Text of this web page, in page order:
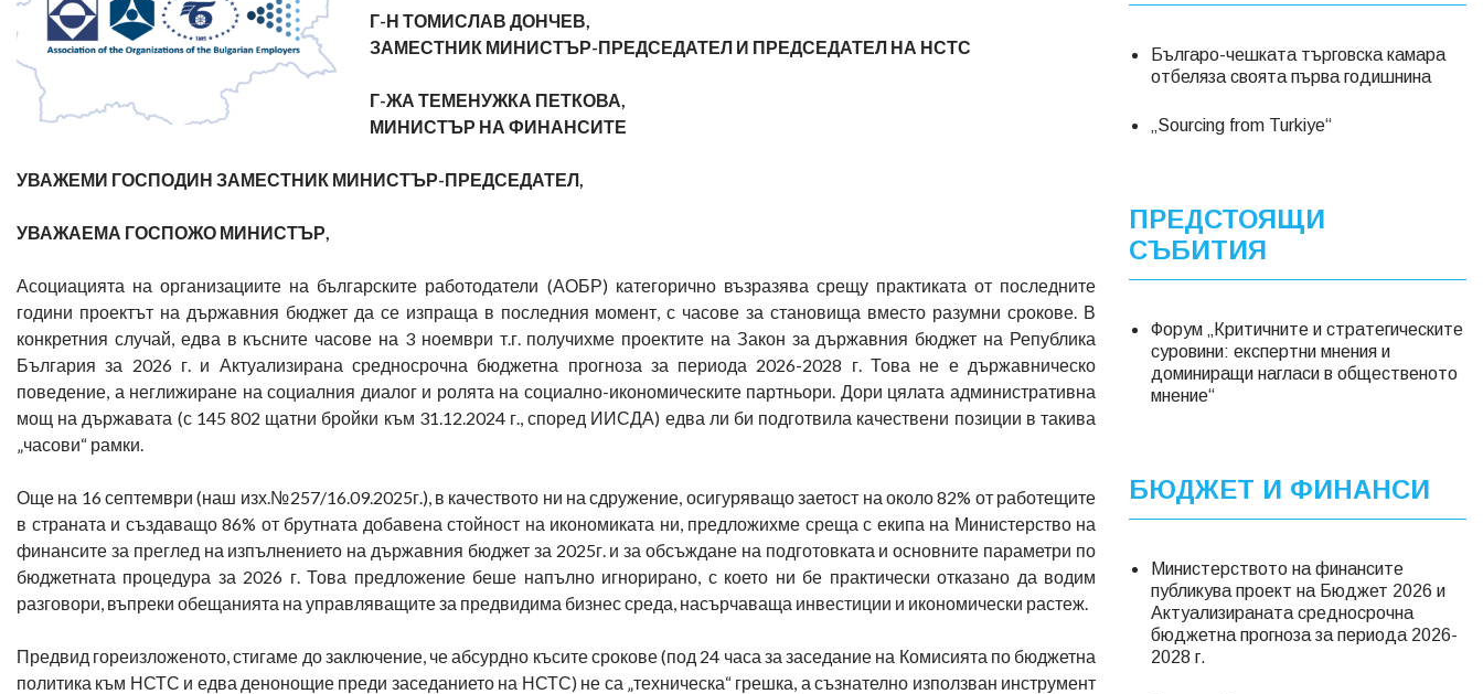
Г-Н ТОМИСЛАВ ДОНЧЕВ,
ЗАМЕСТНИК МИНИСТЪР-ПРЕДСЕДАТЕЛ И ПРЕДСЕДАТЕЛ НА НСТС
Г-ЖА ТЕМЕНУЖКА ПЕТКОВА,
МИНИСТЪР НА ФИНАНСИТЕ
УВАЖЕМИ ГОСПОДИН ЗАМЕСТНИК МИНИСТЪР-ПРЕДСЕДАТЕЛ,
УВАЖАЕМА ГОСПОЖО МИНИСТЪР,
Асоциацията на организациите на българските работодатели (АОБР) категорично възразява срещу практиката от последните
години проектът на държавния бюджет да се изпраща в последния момент, с часове за становища вместо разумни срокове. В
конкретния случай, едва в късните часове на 3 ноември т.г. получихме проектите на Закон за държавния бюджет на Република
България за 2026 г. и Актуализирана средносрочна бюджетна прогноза за периода 2026-2028 г. Това не е държавническо
поведение, а неглижиране на социалния диалог и ролята на социално-икономическите партньори. Дори цялата административна
мощ на държавата (с 145 802 щатни бройки към 31.12.2024 г., според ИИСДА) едва ли би подготвила качествени позиции в такива
„часови“ рамки.
Още на 16 септември (наш изх.№257/16.09.2025г.), в качеството ни на сдружение, осигуряващо заетост на около 82% от работещите
в страната и създаващо 86% от брутната добавена стойност на икономиката ни, предложихме среща с екипа на Министерство на
финансите за преглед на изпълнението на държавния бюджет за 2025г. и за обсъждане на подготовката и основните параметри по
бюджетната процедура за 2026 г. Това предложение беше напълно игнорирано, с което ни бе практически отказано да водим
разговори, въпреки обещанията на управляващите за предвидима бизнес среда, насърчаваща инвестиции и икономически растеж.
Предвид гореизложеното, стигаме до заключение, че абсурдно късите срокове (под 24 часа за заседание на Комисията по бюджетна
политика към НСТС и едва денонощие преди заседанието на НСТС) не са „техническа“ грешка, а съзнателно използван инструмент
Българо-чешката търговска камара
отбеляза своята първа годишнина
„Sourcing from Turkiye“
ПРЕДСТОЯЩИ
СЪБИТИЯ
Форум „Критичните и стратегическите
суровини: експертни мнения и
доминиращи нагласи в общественото
мнение“
БЮДЖЕТ И ФИНАНСИ
Министерството на финансите
публикува проект на Бюджет 2026 и
Актуализираната средносрочна
бюджетна прогноза за периода 2026-
2028 г.